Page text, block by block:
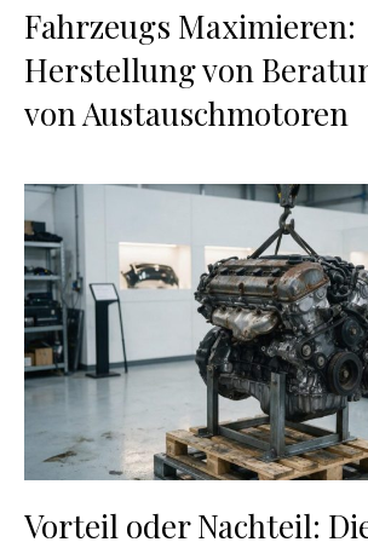
Fahrzeugs Maximieren:
Herstellung von
von Austauschmotoren
Vorteil oder Nachteil: